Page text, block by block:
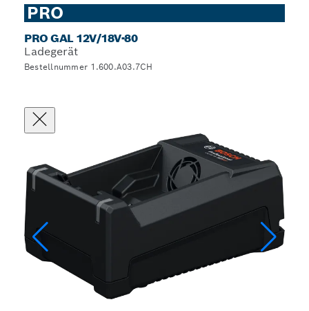
PRO
PRO GAL 12V/18V-80
Ladegerät
Bestellnummer 1.600.A03.7CH